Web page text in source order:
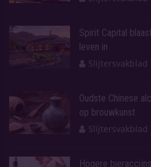
Spirit Capital
leven in
Slijtersvakblad
Oudste Chinese
op brouwkunst
Slijtersvakblad
Hogere